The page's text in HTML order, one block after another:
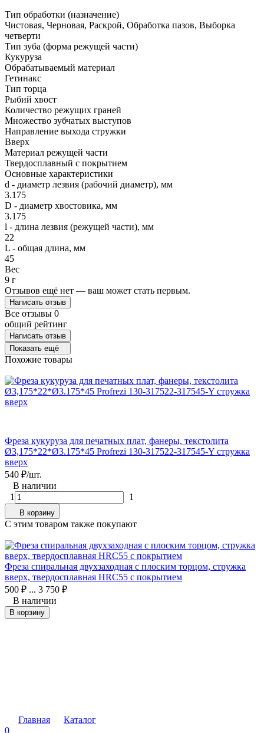
Тип обработки (назначение)
Чистовая, Черновая, Раскрой, Обработка пазов, Выборка
четверти
Тип зуба (форма режущей части)
Кукуруза
Обрабатываемый материал
Гетинакс
Тип торца
Рыбий хвост
Количество режущих граней
Множество зубчатых выступов
Направление выхода стружки
Вверх
Материал режущей части
Твердосплавный с покрытием
Основные характеристики
d - диаметр лезвия (рабочий диаметр), мм
3.175
D - диаметр хвостовика, мм
3.175
l - длина лезвия (режущей части), мм
22
L - общая длина, мм
45
Вес
9 г
Отзывов ещё нет — ваш может стать первым.
Написать отзыв
Все отзывы 0
общий рейтинг
Написать отзыв
Показать ещё
Похожие товары
Фреза кукуруза для печатных плат, фанеры, текстолита
Ø3,175*22*Ø3.175*45 Profrezi 130-317522-317545-Y стружка
вверх
540 ₽/шт.
В наличии
1
1
В корзину
C этим товаром также покупают
Фреза спиральная двухзаходная с плоским торцом, стружка
вверх, твердосплавная HRC55 с покрытием
500 ₽ ... 3 750 ₽
В наличии
В корзину
Главная
Каталог
0